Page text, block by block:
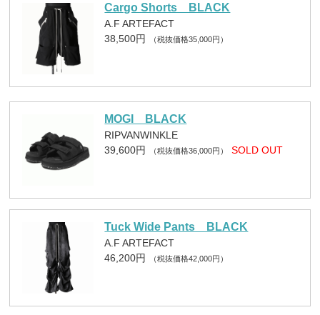
Cargo Shorts BLACK
A.F ARTEFACT
38,500円
（税抜価格35,000円）
MOGI BLACK
RIPVANWINKLE
39,600円
（税抜価格36,000円） SOLD OUT
Tuck Wide Pants BLACK
A.F ARTEFACT
46,200円
（税抜価格42,000円）